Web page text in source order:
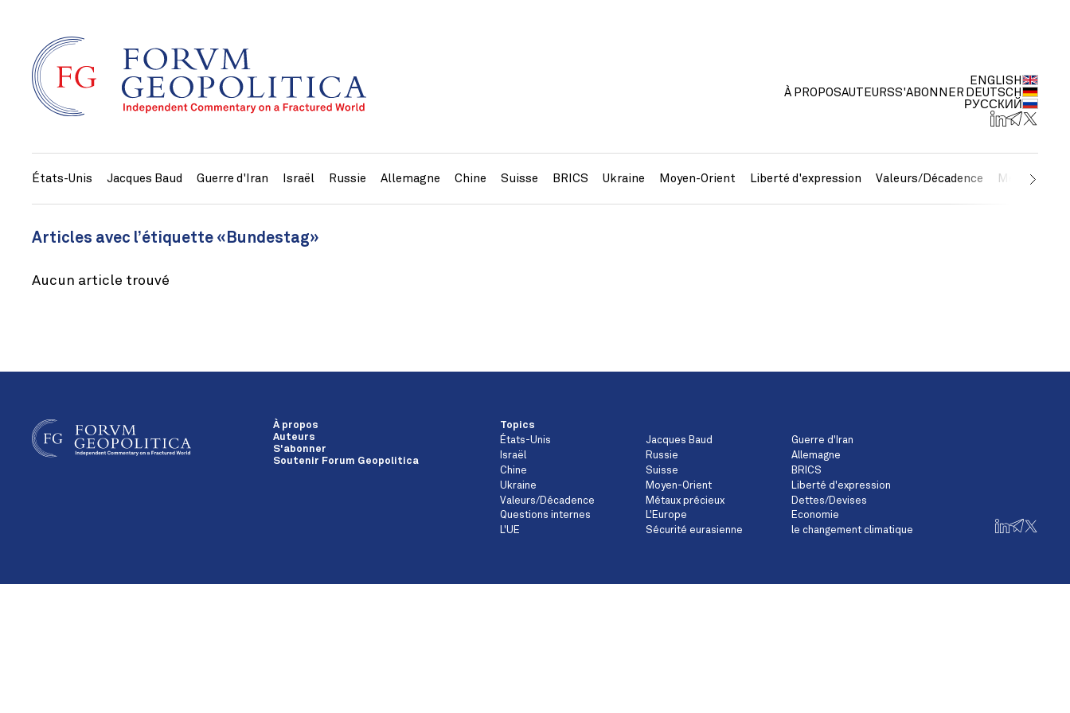
À PROPOSAUTEURSS'ABONNER
ENGLISH
DEUTSCH
РУССКИЙ
États-Unis Jacques Baud Guerre d'Iran Israël Russie Allemagne Chine Suisse BRICS Ukraine Moyen-Orient Liberté d'expression Valeurs/Décadence Métaux
Articles avec l’étiquette «Bundestag»
Aucun article trouvé
À propos
Auteurs
S'abonner
Soutenir Forum Geopolitica
Topics
États-Unis
Jacques Baud
Guerre d'Iran
Israël
Russie
Allemagne
Chine
Suisse
BRICS
Ukraine
Moyen-Orient
Liberté d'expression
Valeurs/Décadence
Métaux précieux
Dettes/Devises
Questions internes
L'Europe
Economie
L'UE
Sécurité eurasienne le changement climatique